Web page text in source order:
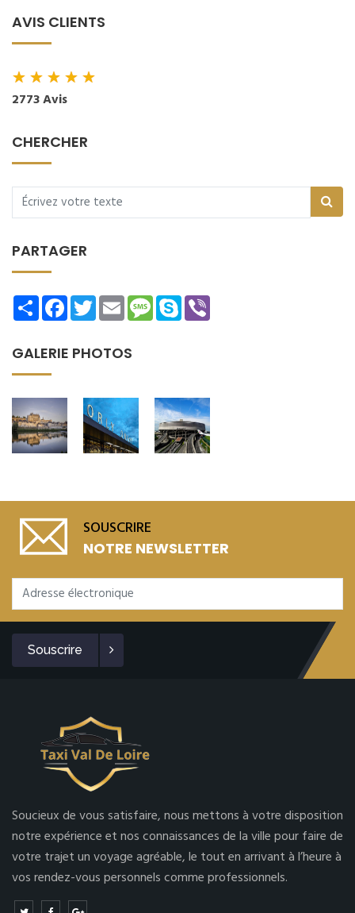
AVIS CLIENTS
★★★★★
2773 Avis
CHERCHER
PARTAGER
ShareFacebookTwitterEmailMessage
Skype
GALERIE PHOTOS
SOUSCRIRE
NOTRE NEWSLETTER
Souscrire
Soucieux de vous satisfaire, nous mettons à votre disposition
notre expérience et nos connaissances de la ville pour faire de
votre trajet un voyage agréable, le tout en arrivant à l’heure à
vos rendez-vous personnels comme professionnels.